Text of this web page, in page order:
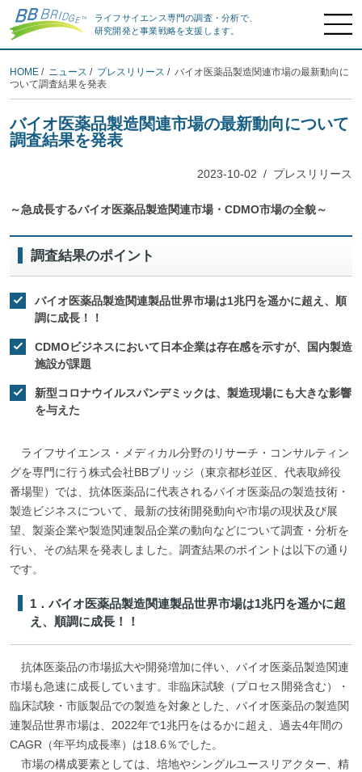
ライフサイエンス専門の調査・分析で、
研究開発と事業戦略を支援します。
HOME / ニュース / プレスリリース / バイオ医薬品製造関連市場の最新動向に
ついて調査結果を発表
バイオ医薬品製造関連市場の最新動向について
調査結果を発表
2023-10-02 / プレスリリース
～急成長するバイオ医薬品製造関連市場・CDMO市場の全貌～
調査結果のポイント
バイオ医薬品製造関連製品世界市場は1兆円を遥かに超え、順
調に成長！！
CDMOビジネスにおいて日本企業は存在感を示すが、国内製造
施設が課題
新型コロナウイルスパンデミックは、製造現場にも大きな影響
を与えた
ライフサイエンス・メディカル分野のリサーチ・コンサルティン
グを専門に行う株式会社BBブリッジ（東京都杉並区、代表取締役
番場聖）では、抗体医薬品に代表されるバイオ医薬品の製造技術・
製造ビジネスについて、最新の技術開発動向や市場の現状及び展
望、製薬企業や製造関連製品企業の動向などについて調査・分析を
行い、その結果を発表しました。調査結果のポイントは以下の通り
です。
1．バイオ医薬品製造関連製品世界市場は1兆円を遥かに超
え、順調に成長！！
抗体医薬品の市場拡大や開発増加に伴い、バイオ医薬品製造関連
市場も急速に成長しています。非臨床試験（プロセス開発含む）・
臨床試験・市販製品での製造を対象とした、バイオ医薬品の製造関
連製品世界市場は、2022年で1兆円をはるかに超え、過去4年間の
CAGR（年平均成長率）は18.6％でした。
市場の構成要素としては、培地やシングルユースリアクター、精